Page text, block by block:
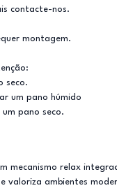
contacte-nos.
montagem.
seco.
um pano húmido
pano seco.
mecanismo relax
valoriza ambientes